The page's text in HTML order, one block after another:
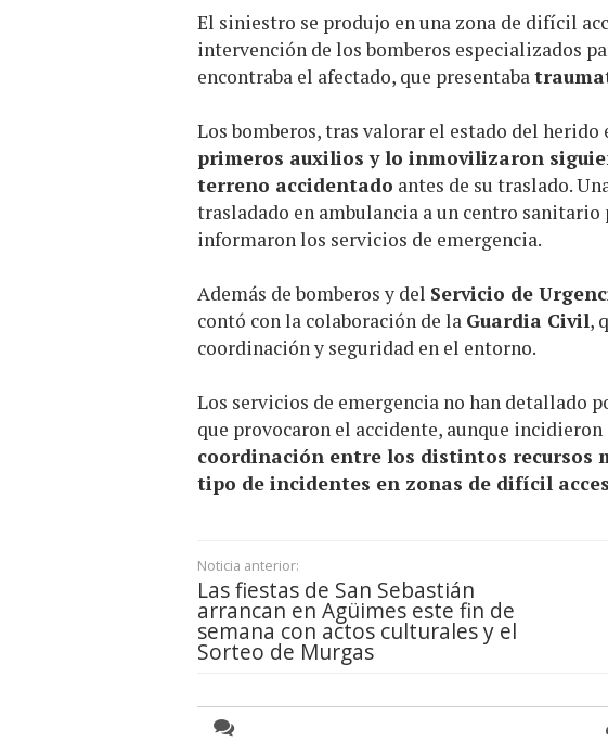
El siniestro se produjo en una zona de difícil
intervención de los bomberos especializados
encontraba el afectado, que presentaba
Los bomberos, tras valorar el estado del
primeros auxilios y lo inmovilizaron
terreno accidentado antes de su traslado.
trasladado en ambulancia a un centro
informaron los servicios de emergencia.
Además de bomberos y del Servicio de
contó con la colaboración de la Guardia Civil,
coordinación y seguridad en el entorno.
Los servicios de emergencia no han detallado
que provocaron el accidente, aunque incidieron
coordinación entre los distintos recursos
tipo de incidentes en zonas de difícil
Noticia anterior:
Las fiestas de San Sebastián
arrancan en Agüimes este fin de
semana con actos culturales y el
Sorteo de Murgas